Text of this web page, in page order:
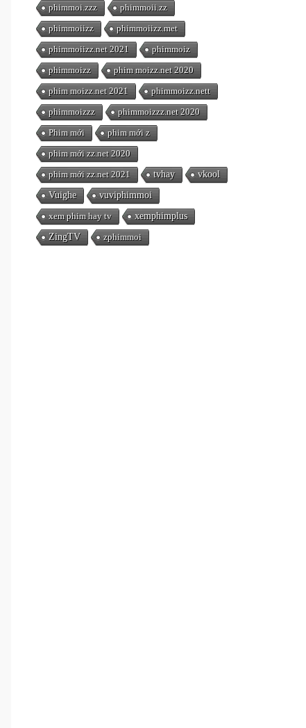
phimmoi.zzz
phimmoii.zz
phimmoiizz
phimmoiizz.met
phimmoiizz.net 2021
phimmoiz
phimmoizz
phim moizz.net 2020
phim moizz.net 2021
phimmoizz.nett
phimmoizzz
phimmoizzz.net 2020
Phim mới
phim mới z
phim mới zz.net 2020
phim mới zz.net 2021
tvhay
vkool
Vuighe
vuviphimmoi
xem phim hay tv
xemphimplus
ZingTV
zphimmoi